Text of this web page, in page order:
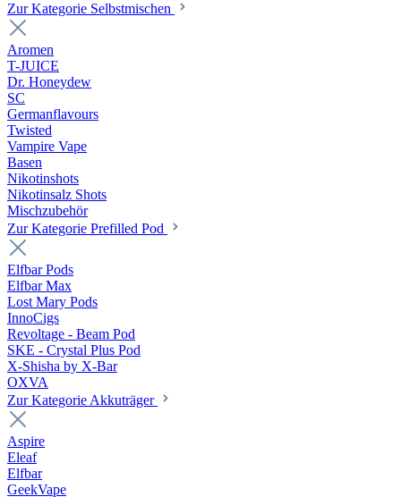
Zur Kategorie Selbstmischen
Aromen
T-JUICE
Dr. Honeydew
SC
Germanflavours
Twisted
Vampire Vape
Basen
Nikotinshots
Nikotinsalz Shots
Mischzubehör
Zur Kategorie Prefilled Pod
Elfbar Pods
Elfbar Max
Lost Mary Pods
InnoCigs
Revoltage - Beam Pod
SKE - Crystal Plus Pod
X-Shisha by X-Bar
OXVA
Zur Kategorie Akkuträger
Aspire
Eleaf
Elfbar
GeekVape